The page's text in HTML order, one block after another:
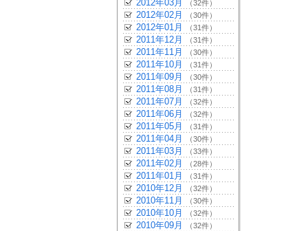
2012年03月 （32件）
2012年02月 （30件）
2012年01月 （31件）
2011年12月 （31件）
2011年11月 （30件）
2011年10月 （31件）
2011年09月 （30件）
2011年08月 （31件）
2011年07月 （32件）
2011年06月 （32件）
2011年05月 （31件）
2011年04月 （30件）
2011年03月 （33件）
2011年02月 （28件）
2011年01月 （31件）
2010年12月 （32件）
2010年11月 （30件）
2010年10月 （32件）
2010年09月 （32件）